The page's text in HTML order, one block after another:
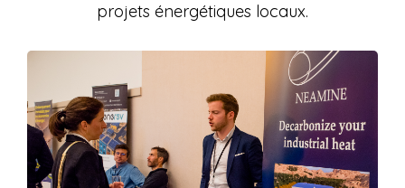
projets énergétiques locaux.